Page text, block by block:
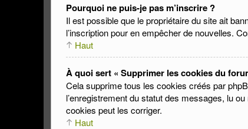
Pourquoi ne puis-je pas m’inscrire ?
Il est possible que le propriétaire du site ait
l’inscription pour en empêcher de nouvelles.
Haut
À quoi sert « Supprimer les cookies du
Cela supprime tous les cookies créés par
l’enregistrement du statut des messages, lu
cookies peut les corriger.
Haut